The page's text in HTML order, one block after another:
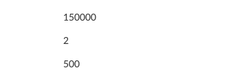
150000
2
500